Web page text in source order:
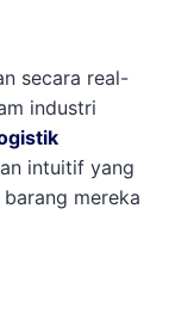
secara real-
industri
intuitif yang
mereka